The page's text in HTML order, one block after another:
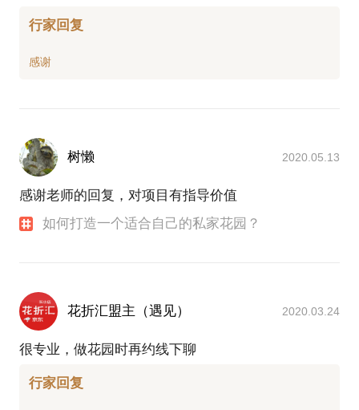
行家回复
树懒 2020.05.13
感谢老师的回复，对项目有指导价值
如何打造一个适合自己的私家花园？
花折汇盟主（遇见） 2020.03.24
很专业，做花园时再约线下聊
行家回复